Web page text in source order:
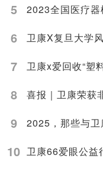
5
6 卫康X复旦大学
7 卫康x爱回收“塑
8 喜报｜卫康荣获
9 2025，那些与
10